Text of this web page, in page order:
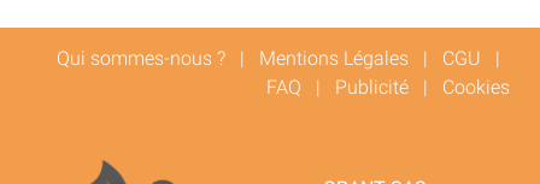
Qui sommes-nous ? | Mentions Légales | CGU |
FAQ | Publicité | Cookies